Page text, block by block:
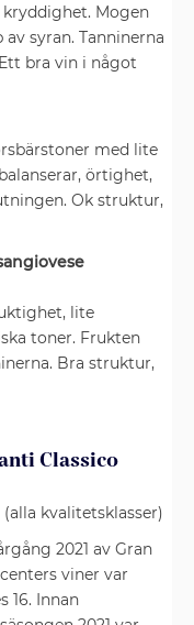
Mogen
syran. Tanninerna
bra vin i något
med lite
örtighet,
Ok struktur,
lite
toner. Frukten
Bra struktur,
Classico
kvalitetsklasser)
2021 av Gran
viner var
16. Innan